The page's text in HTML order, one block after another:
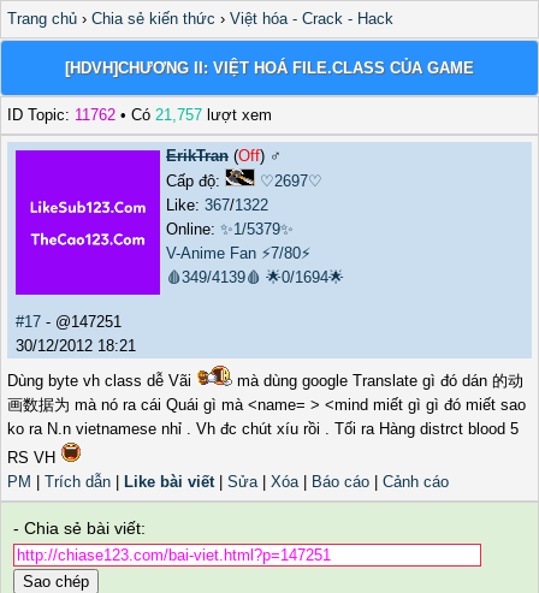
Trang chủ › Chia sẻ kiến thức › Việt hóa - Crack - Hack
[HDVH]CHƯƠNG II: VIỆT HOÁ FILE.CLASS CỦA GAME
ID Topic: 11762 • Có 21,757 lượt xem
ErikTran (Off) ♂️
Cấp độ:
♡2697♡
Like: 367/1322
Online: ✨1/5379✨
V-Anime Fan ⚡7/80⚡
🩸349/4139🩸 🌟0/1694🌟
#17 - @147251
30/12/2012 18:21
Dùng byte vh class dễ Vãi
mà dùng google Translate gì đó dán 的动
画数据为 mà nó ra cái Quái gì mà <name= > <mind miết gì gì đó miết sao
ko ra N.n vietnamese nhỉ . Vh đc chút xíu rồi . Tối ra Hàng distrct blood 5
RS VH
PM
Trích dẫn Like bài viết| Sửa| Xóa| Báo cáo Cảnh cáo
- Chia sẻ bài viết:
Sao chép